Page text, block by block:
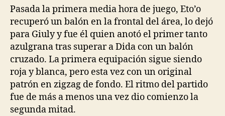
entrada
entrada
Pasada la primera media hora de juego, Eto’o
recuperó un balón en la frontal del área, lo dejó
para Giuly y fue él quien anotó el primer tanto
azulgrana tras superar a Dida con un balón
cruzado. La primera equipación sigue siendo
roja y blanca, pero esta vez con un original
patrón en zigzag de fondo. El ritmo del partido
fue de más a menos una vez dio comienzo la
segunda mitad.